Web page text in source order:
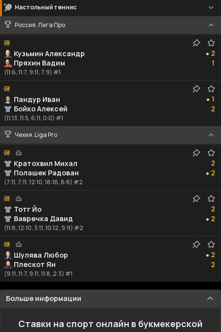
Настольный теннис
Россия. Лига Про
Кузьмин Александр
Пряхин Вадим
●
2
2
1
1
(11:6, 11:7, 9:11, 7:9) #1
Пандур Иван
Бойко Алексей
●
1
12
2
(11:13, 11:5, 6:11, 0:0) #1
Чехия. Liga Pro
Кратохвил Михал
Полашек Радован
2
2
●
2
2
(7:11, 7:11, 12:10, 18:16, 8:8) #2
Тотг Йо
Вавречка Давид
2
2
●
2
2
(11:8, 12:10, 3:11, 10:12, 9:9) #2
Шулява Любор
Плескот Ян
●
2
2
2
2
(9:11, 11:7, 9:11, 11:8, 2:3) #1
Больше информации
Ставки на спорт онлайн в букмекерской